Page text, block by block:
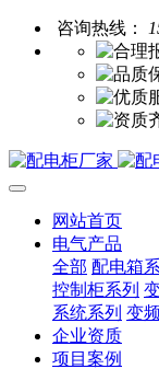
咨询热线：
网站首页
电气产品
全部 配电箱
控制柜系列
系统系列 变
企业资质
项目案例